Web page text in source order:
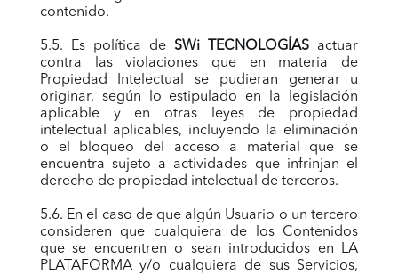
contenido.
5.5. Es política de SWi TECNOLOGÍAS actuar
contra las violaciones que en materia de
Propiedad Intelectual se pudieran generar u
originar, según lo estipulado en la legislación
aplicable y en otras leyes de propiedad
intelectual aplicables, incluyendo la eliminación
o el bloqueo del acceso a material que se
encuentra sujeto a actividades que infrinjan el
derecho de propiedad intelectual de terceros.
5.6. En el caso de que algún Usuario o un tercero
consideren que cualquiera de los Contenidos
que se encuentren o sean introducidos en LA
PLATAFORMA y/o cualquiera de sus Servicios,